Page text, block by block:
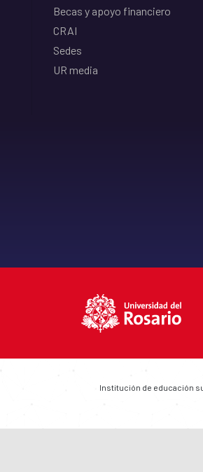
Becas y apoyo financiero
CRAI
Sedes
UR media
Institución de educación